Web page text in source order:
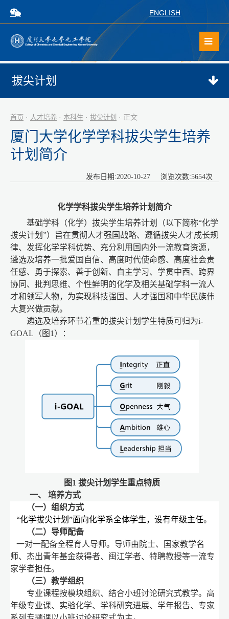
ENGLISH
拔尖计划
首页 · 人才培养 · 本科生 · 拔尖计划 · 正文
厦门大学化学学科拔尖学生培养
计划简介
发布日期:2020-10-27 浏览次数:5654次
化学学科拔尖学生培养计划简介
基础学科（化学）拔尖学生培养计划（以下简称“化学
拔尖计划 ”）旨在贯彻人才强国战略、遵循拔尖人才成长规
律、发挥化学学科优势、充分利用国内外一流教育资源，
遴选及培养一批爱国自信、高度时代使命感、高度社会责
任感、勇于探索、善于创新、自主学习、学贯中西、跨界
协同、批判思维、个性鲜明的化学及相关基础学科一流人
才和领军人物，为实现科技强国、人才强国和中华民族伟
大复兴做贡献。
遴选及培养环节着重的拔尖计划学生特质可归为i-
GOAL （图 1 ）：
图1 拔尖计划学生重点特质
一、 培养方式
（一）组织方式
“化学拔尖计划”面向化学系全体学生，设有年级主任。
（二）导师配备
一对一配备全程育人导师。导师由院士、国家教学名
师、杰出青年基金获得者、闽江学者、特聘教授等一流专
家学者担任。
（三）教学组织
专业课程按模块组织、结合小班讨论研究式教学。高
年级专业课、实验化学、学科研究进展、学年报告、专家